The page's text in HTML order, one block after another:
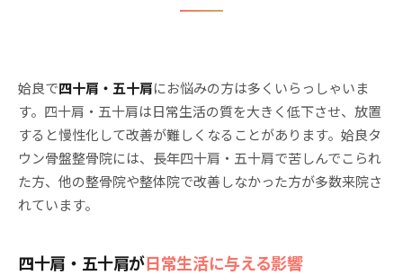
姶良で四十肩・五十肩にお悩みの方は多くいらっしゃいま
す。四十肩・五十肩は日常生活の質を大きく低下させ、放置
すると慢性化して改善が難しくなることがあります。姶良タ
ウン骨盤整骨院には、長年四十肩・五十肩で苦しんでこられ
た方、他の整骨院や整体院で改善しなかった方が多数来院さ
れています。
四十肩・五十肩が日常生活に与える影響